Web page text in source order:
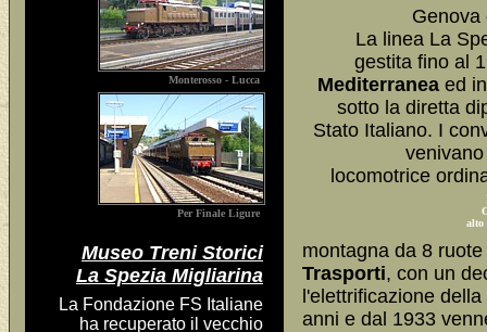
Monterosso - Lucca
Per Finale Ligure
Museo Treni Storici
La Spezia Migliarina
La Fondazione FS Italiane
ha recuperato il vecchio
Genova
La linea La
gestita fino al
Mediterranea ed
sotto la diretta
Stato Italiano. I
locomotrice
alto
montagna da 8
Trasporti, con un
l'elettrificazione
anni e dal 1933